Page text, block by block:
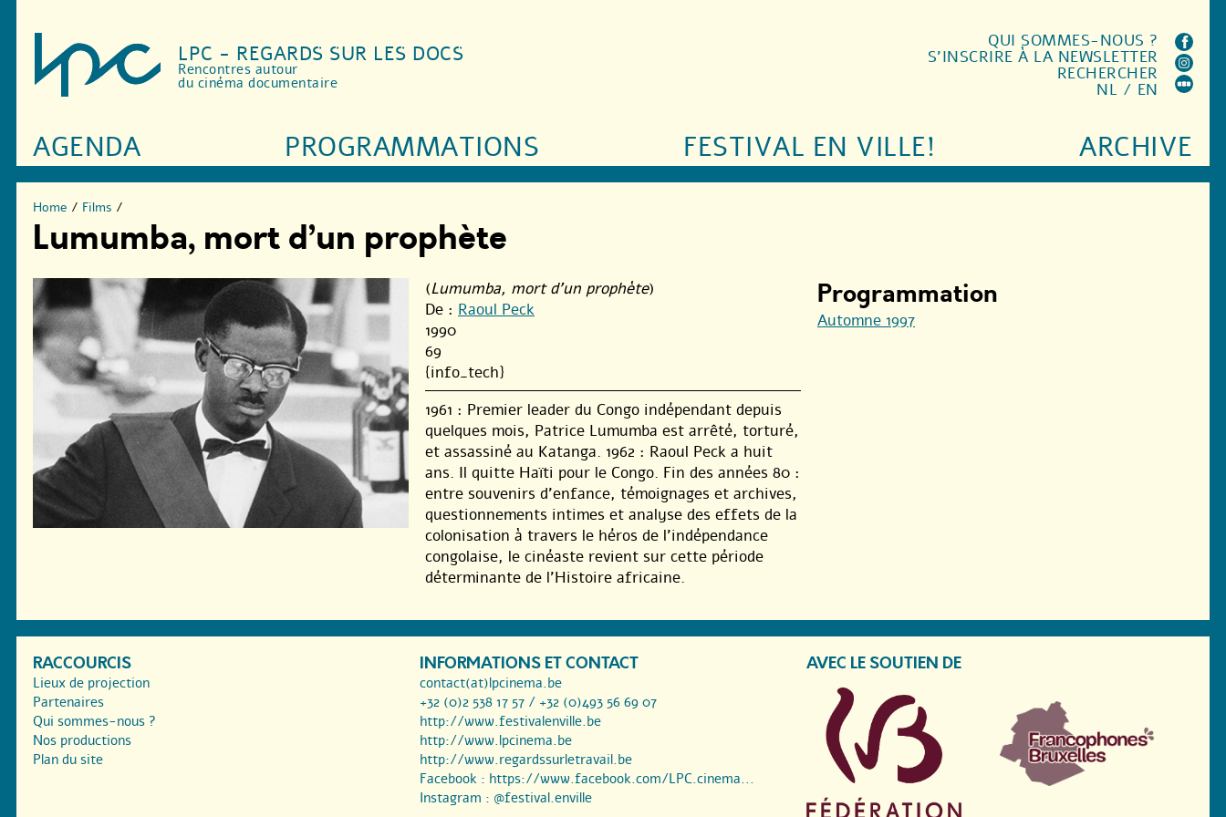
LPC - REGARDS SUR LES DOCS
Rencontres autour
du cinéma documentaire
AGENDA PROGRAMMATIONS FESTIVAL EN VILLE! ARCHIVE
QUI SOMMES-NOUS ?
S'INSCRIRE À LA NEWSLETTER
RECHERCHER
NL / EN
Home / Films /
Lumumba, mort d’un prophète
(Lumumba, mort d'un prophète)
De : Raoul Peck
1990
69
{info_tech}
1961 : Premier leader du Congo indépendant depuis
quelques mois, Patrice Lumumba est arrêté, torturé,
et assassiné au Katanga. 1962 : Raoul Peck a huit
ans. Il quitte Haïti pour le Congo. Fin des années 80 :
entre souvenirs d’enfance, témoignages et archives,
questionnements intimes et analyse des effets de la
colonisation à travers le héros de l’indépendance
congolaise, le cinéaste revient sur cette période
déterminante de l’Histoire africaine.
Programmation
Automne 1997
RACCOURCIS
Lieux de projection
Partenaires
Qui sommes-nous ?
Nos productions
Plan du site
INFORMATIONS ET CONTACT
contact(at)lpcinema.be
+32 (0)2 538 17 57 / +32 (0)493 56 69 07
http://www.festivalenville.be
http://www.lpcinema.be
http://www.regardssurletravail.be
Facebook : https://www.facebook.com/LPC.cinema...
Instagram : @festival.enville
AVEC LE SOUTIEN DE